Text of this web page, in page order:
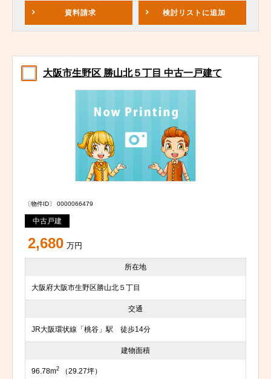
資料請求 検討リスト に追加
大阪市生野区 勝山北５丁目 中古一戸建て
〔物件ID〕 0000066479
中古戸建
2,680 万円
所在地
大阪府大阪市生野区勝山北５丁目
交通
JR大阪環状線「桃谷」駅 徒歩14分
建物面積
96.78m2 （29.27坪）